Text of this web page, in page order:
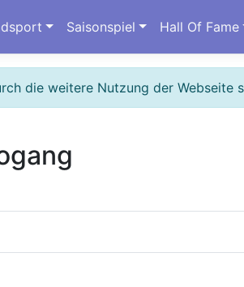
Saisonspiel Hall Of Fame
die weitere Nutzung der Webseite